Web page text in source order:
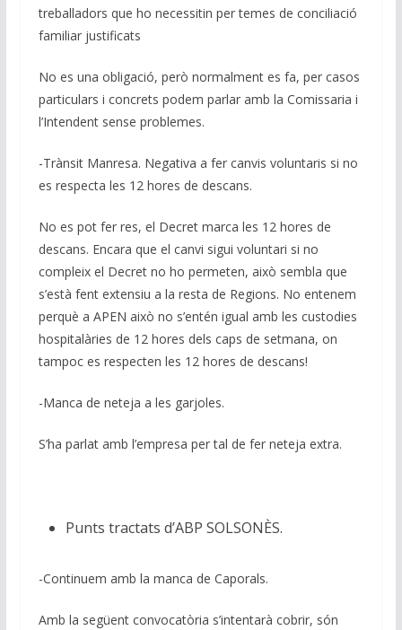
treballadors que ho necessitin per temes de conciliació
familiar justificats
No es una obligació, però normalment es fa, per casos
particulars i concrets podem parlar amb la Comissaria i
l’Intendent sense problemes.
-Trànsit Manresa. Negativa a fer canvis voluntaris si no
es respecta les 12 hores de descans.
No es pot fer res, el Decret marca les 12 hores de
descans. Encara que el canvi sigui voluntari si no
compleix el Decret no ho permeten, això sembla que
s’està fent extensiu a la resta de Regions. No entenem
perquè a APEN això no s’entén igual amb les custodies
hospitalàries de 12 hores dels caps de setmana, on
tampoc es respecten les 12 hores de descans!
-Manca de neteja a les garjoles.
S’ha parlat amb l’empresa per tal de fer neteja extra.
Punts tractats d’ABP SOLSONÈS.
-Continuem amb la manca de Caporals.
Amb la següent convocatòria s’intentarà cobrir, són